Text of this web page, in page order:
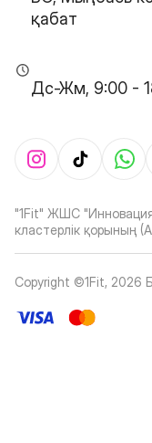
қабат
Дс-Жм, 9:00 -
"1Fit" ЖШС
кластерлік қорының
Copyright ©1Fit, 2026